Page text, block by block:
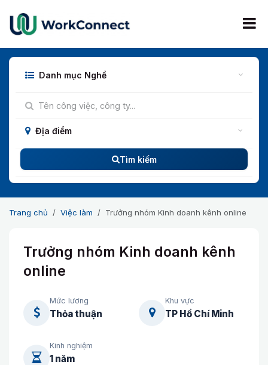
Bỏ qua để đến Nội dung
Danh mục Nghề
Địa điểm
Tìm kiếm
Trang chủ Việc làm Trưởng nhóm Kinh doanh kênh online
Trưởng nhóm Kinh doanh kênh
online
Mức lương
Thỏa thuận
Khu vực
TP Hồ Chí Minh
Kinh nghiệm
1 năm